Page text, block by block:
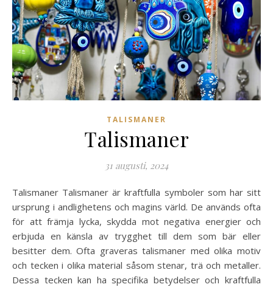
TALISMANER
Talismaner
31 augusti, 2024
Talismaner Talismaner är kraftfulla symboler som har sitt
ursprung i andlighetens och magins värld. De används ofta
för att främja lycka, skydda mot negativa energier och
erbjuda en känsla av trygghet till dem som bär eller
besitter dem. Ofta graveras talismaner med olika motiv
och tecken i olika material såsom stenar, trä och metaller.
Dessa tecken kan ha specifika betydelser och kraftfulla